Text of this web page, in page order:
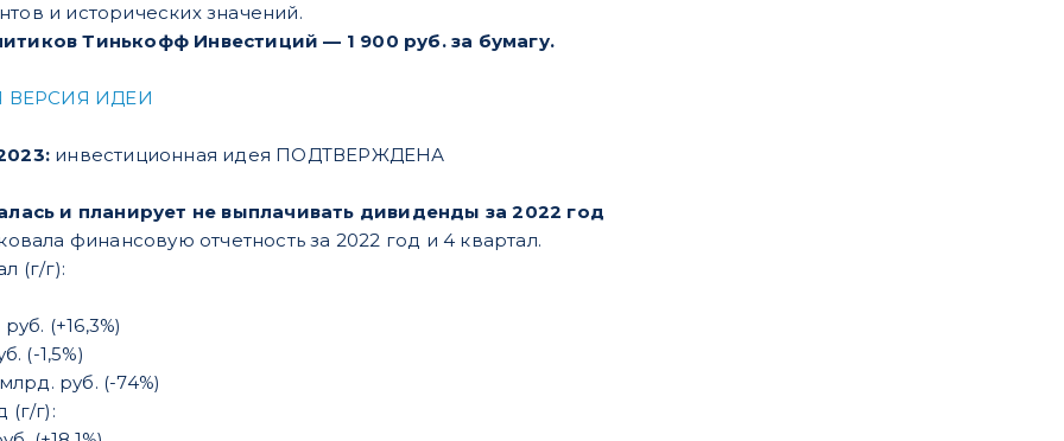
и исторических значений.
Тинькофф Инвестиций — 1 900 руб. за бумагу.
ИДЕИ
инвестиционная идея ПОДТВЕРЖДЕНА
и планирует не выплачивать дивиденды за 2022 год
финансовую отчетность за 2022 год и 4 квартал.
(г/г):
(+16,3%)
(-1,5%)
руб. (-74%)
(г/г):